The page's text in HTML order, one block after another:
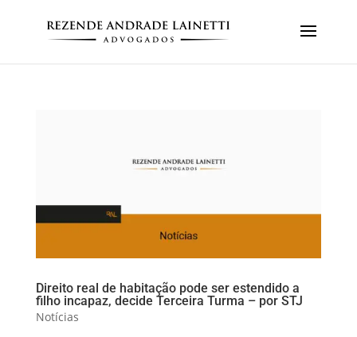
Direito real de habitação pode ser estendido a
filho incapaz, decide Terceira Turma – por STJ
Notícias